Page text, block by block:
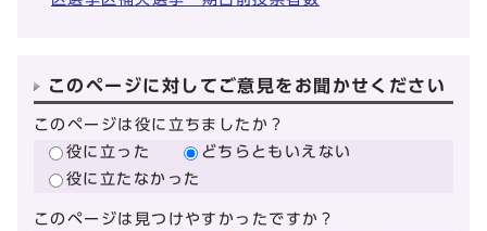
このページに対してご意見をお聞かせください
このページは役に立ちましたか？
役に立った
どちらともいえない
役に立たなかった
このページは見つけやすかったですか？